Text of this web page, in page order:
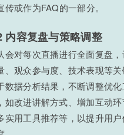
传或作为FAQ的一部分。
内容复盘与策略调整
会对每次直播进行全面复盘
、观众参与度、技术表现等关
数据分析结果，不断调整优
如改进讲解方式、增加互动环
实用工具推荐等，以提升用户